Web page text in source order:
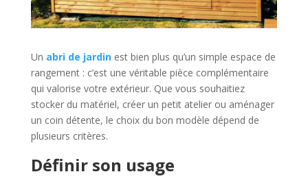
Un abri de jardinest bien plus qu’un simple espace de
rangement : c’est une véritable pièce complémentaire
qui valorise votre extérieur. Que vous souhaitiez
stocker du matériel, créer un petit atelier ou aménager
un coin détente, le choix du bon modèle dépend de
plusieurs critères.
Définir son usage